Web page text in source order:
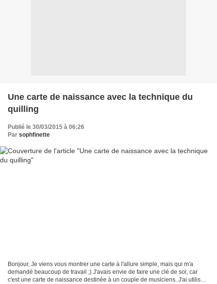
Une carte de naissance avec la technique du
quilling
Publié le 30/03/2015 à 06:26
Par sophfinette
Bonjour, Je viens vous montrer une carte à l'allure simple, mais qui m'a
demandé beaucoup de travail ;) J'avais envie de faire une clé de sol, car
c'est une carte de naissance destinée à un couple de musiciens. J'ai utilisé